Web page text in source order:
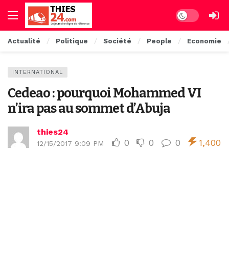
Dark mode
Actualité Politique Société People Economie
INTERNATIONAL
Cedeao : pourquoi Mohammed VI
n’ira pas au sommet d’Abuja
thies24
12/15/2017 9:09 PM 0 0 0 1,400